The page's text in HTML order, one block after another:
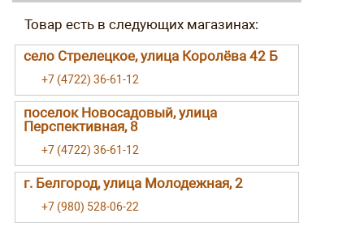
село Стрелецкое, улица Королёва 42 Б
+7 (4722) 36-61-12
поселок Новосадовый, улица
Перспективная, 8
+7 (4722) 36-61-12
г. Белгород, улица Молодежная, 2
+7 (980) 528-06-22